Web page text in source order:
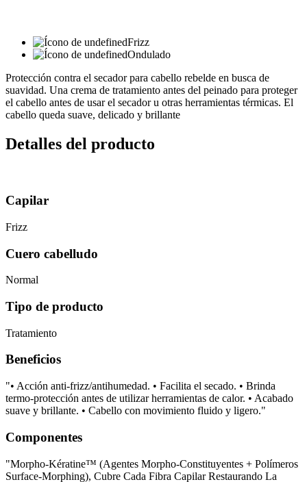
Frizz
Ondulado
Protección contra el secador para cabello rebelde en busca de
suavidad. Una crema de tratamiento antes del peinado para proteger
el cabello antes de usar el secador u otras herramientas térmicas. El
cabello queda suave, delicado y brillante
Detalles del producto
Capilar
Frizz
Cuero cabelludo
Normal
Tipo de producto
Tratamiento
Beneficios
"• Acción anti-frizz/antihumedad. • Facilita el secado. • Brinda
termo-protección antes de utilizar herramientas de calor. • Acabado
suave y brillante. • Cabello con movimiento fluido y ligero."
Componentes
"Morpho-Kératine™ (Agentes Morpho-Constituyentes + Polímeros
Surface-Morphing), Cubre Cada Fibra Capilar Restaurando La